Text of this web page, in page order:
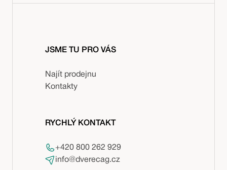
JSME TU PRO VÁS
Najít prodejnu
Kontakty
RYCHLÝ KONTAKT
+420 800 262 929
info@dverecag.cz